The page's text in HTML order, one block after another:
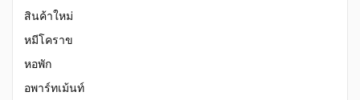
สินค้าใหม่
หมีโคราข
หอพัก
อพาร์ทเม้นท์